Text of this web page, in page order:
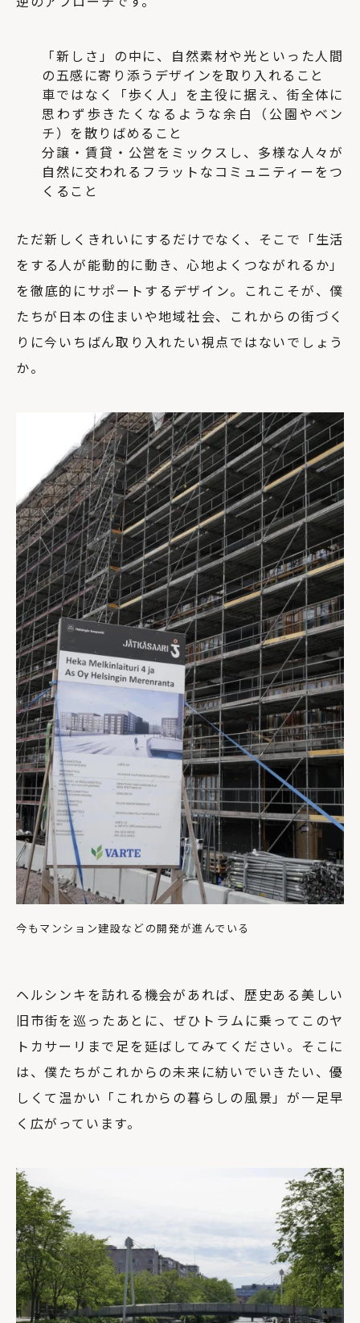
「新しさ」の中に、自然素材や光といった人間
の五感に寄り添うデザインを取り入れること
車ではなく「歩く人」を主役に据え、街全体に
思わず歩きたくなるような余白（公園やベン
チ）を散りばめること
分譲・賃貸・公営をミックスし、多様な人々が
自然に交われるフラットなコミュニティーをつ
くること
ただ新しくきれいにするだけでなく、そこで「生活
をする人が能動的に動き、心地よくつながれるか」
を徹底的にサポートするデザイン。これこそが、僕
たちが日本の住まいや地域社会、これからの街づく
りに今いちばん取り入れたい視点ではないでしょう
か。
今もマンション建設などの開発が進んでいる
ヘルシンキを訪れる機会があれば、歴史ある美しい
旧市街を巡ったあとに、ぜひトラムに乗ってこのヤ
トカサーリまで足を延ばしてみてください。そこに
は、僕たちがこれからの未来に紡いでいきたい、優
しくて温かい「これからの暮らしの風景」が一足早
く広がっています。